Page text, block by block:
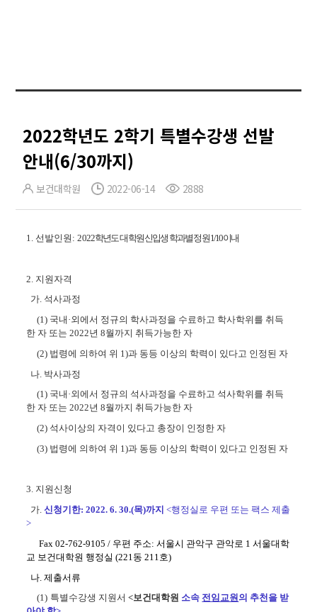
2022학년도 2학기 특별수강생 선발
안내(6/30까지)
보건대학원 2022-06-14 2888
1. 선발인원:2 0 2 2 학년도 대학원 신입생 학과별 정원 1/10 이내
2. 지원자격
가. 석사과정
(1) 국내 ·외에서 정규의 학사과정을 수료하고 학사학위를 취득
한 자 또는2022년 8월까지 취득가능한 자
(2) 법령에 의하여 위 1)과 동등 이상의 학력이 있다고 인정된 자
나 박사과정
(1) 국내 ·외에서 정규의 석사과정을 수료하고 석사학위를 취득
한 자 또는2022년 8월까지 취득가능한 자
(2) 석사이상의 자격이 있다고 총장이 인정한 자
(3) 법령에 의하여 위 1)과 동등 이상의 학력이 있다고 인정된 자
3. 지원신청
가.신청기한: 2022. 6. 30.(목)까지 <행 정실로 우편 또는 팩스 제출
>
Fax 02-762-9105 / 우편 주소:서울시 관악구 관악로 1서울대학
교 보건대학원 행정실 (221동 211호)
나 .제출서류
(1) 특별수강생 지원서<보건대학원 소속 전임교원의 추천을 받